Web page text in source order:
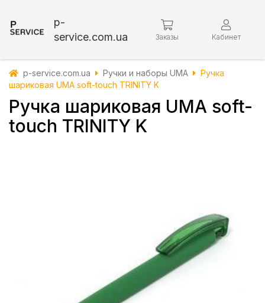
p-
service.com.ua
Заказы Кабинет
p-service.com.ua Ручки и наборы UMA
Ручка
шариковая UMA soft-touch TRINITY K
Ручка шариковая UMA soft-
touch TRINITY K